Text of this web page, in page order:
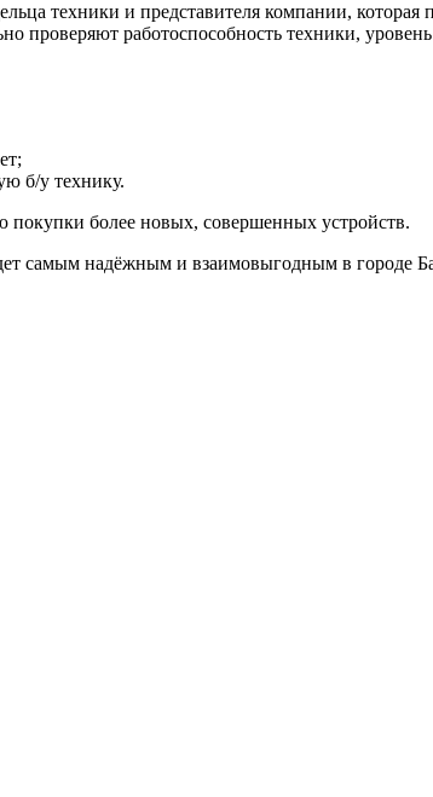
техники и представителя компании, которая
проверяют работоспособность техники, уровень
б/у технику.
покупки более новых, совершенных устройств.
самым надёжным и взаимовыгодным в городе